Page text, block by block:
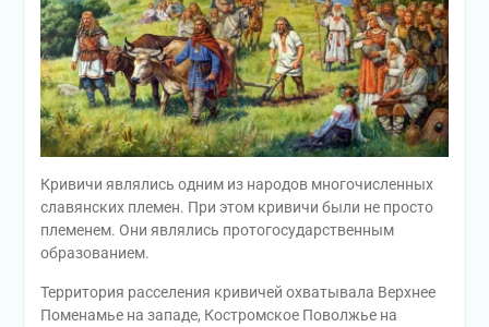
Кривичи являлись одним из народов многочисленных
славянских племен. При этом кривичи были не просто
племенем. Они являлись протогосударственным
образованием.
Территория расселения кривичей охватывала Верхнее
Поменамье на западе, Костромское Поволжье на